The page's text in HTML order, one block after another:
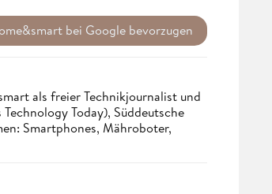
bei Google bevorzugen
als freier Technikjournalist und
Today), Süddeutsche
Smartphones, Mähroboter,